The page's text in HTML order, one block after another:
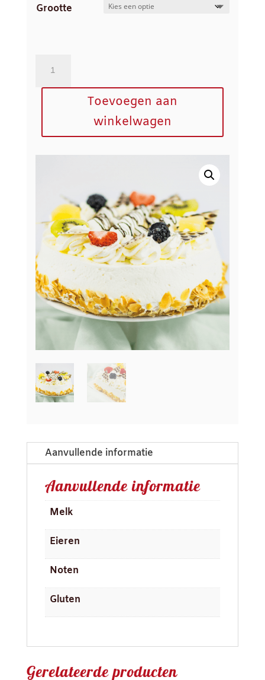
Grootte
Toevoegen aan
winkelwagen
Aanvullende informatie
Aanvullende informatie
Melk
Eieren
Noten
Gluten
Gerelateerde producten